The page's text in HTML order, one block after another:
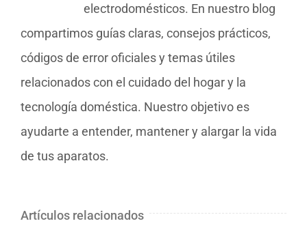
electrodomésticos. En nuestro blog
compartimos guías claras, consejos prácticos,
códigos de error oficiales y temas útiles
relacionados con el cuidado del hogar y la
tecnología doméstica. Nuestro objetivo es
ayudarte a entender, mantener y alargar la vida
de tus aparatos.
Artículos relacionados